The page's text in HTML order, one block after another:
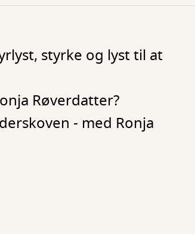
styrke og lyst til at
Røverdatter?
- med Ronja